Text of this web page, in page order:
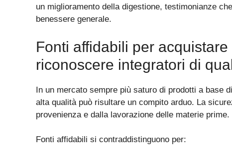
un miglioramento della digestione, testimonianze
benessere generale.
Fonti affidabili per
riconoscere integratori di
In un mercato sempre più saturo di prodotti a base
alta qualità può risultare un compito arduo. La
provenienza e dalla lavorazione delle materie prime.
Fonti affidabili si contraddistinguono per: